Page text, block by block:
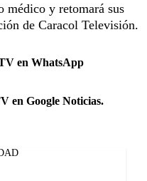
médico y retomará sus
de Caracol Televisión.
en WhatsApp
en Google Noticias.